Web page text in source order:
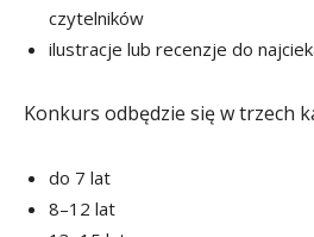
czytelników
ilustracje lub recenzje do
Konkurs odbędzie się w trzech
do 7 lat
8–12 lat